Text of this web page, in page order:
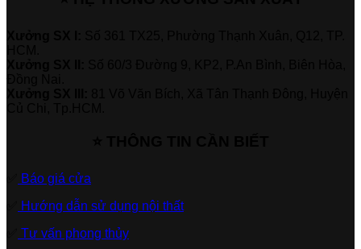
Báo giá cửa
Hướng dẫn sử dụng nội thất
Tư vấn phong thủy